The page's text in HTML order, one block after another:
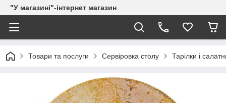
"У магазині"-інтернет магазин
Товари та послуги Сервіровка столу Тарілки і